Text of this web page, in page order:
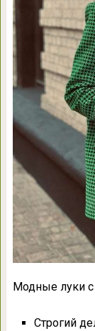
Модные луки
Строгий